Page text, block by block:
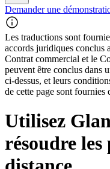
Demander une
Les traductions sont
accords juridiques conclus
Contrat commercial et le
peuvent être conclus dans
ci-dessus, et leurs
de cette page sont fournies
Utilisez
résoudre les